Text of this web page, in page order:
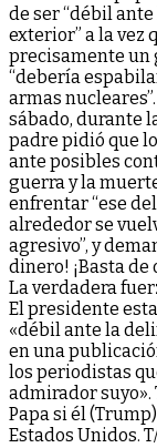
de ser “débil
exterior” a la vez
precisamente un
“debería
armas
sábado, durante
padre pidió que
ante posibles
guerra y la
enfrentar “ese
alrededor se
agresivo”, y
dinero! ¡Basta de
La verdadera
El presidente
«débil ante la
en una
los periodistas
admirador
Papa si él
Estados Unidos.